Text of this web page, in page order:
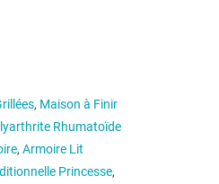
, Maison à Finir
Rhumatoïde
, Armoire Lit
Princesse,